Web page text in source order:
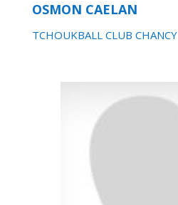
OSMON CAELAN
TCHOUKBALL CLUB CHANCY